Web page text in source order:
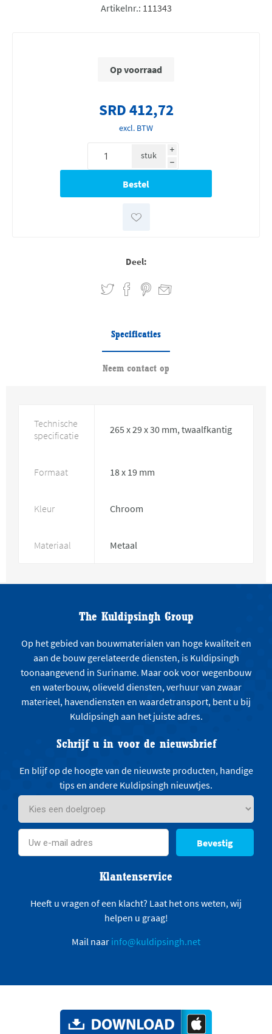
Artikelnr.: 111343
Op voorraad
SRD 412,72
excl. BTW
i
h
stuk
Deel:
Specificaties
Neem contact op
Technische
specificatie
265 x 29 x 30 mm, twaalfkantig
Formaat 18 x 19 mm
Kleur Chroom
Materiaal Metaal
The Kuldipsingh Group
Op het gebied van bouwmaterialen van hoge kwaliteit en
aan de bouw gerelateerde diensten, is Kuldipsingh
toonaangevend in Suriname. Maar ook voor wegenbouw
en waterbouw, olieveld diensten, verhuur van zwaar
materieel, havendiensten en waardetransport, bent u bij
Kuldipsingh aan het juiste adres.
Schrijf u in voor de nieuwsbrief
En blijf op de hoogte van de nieuwste producten, handige
tips en andere Kuldipsingh nieuwtjes.
Bevestig
Klantenservice
Heeft u vragen of een klacht? Laat het ons weten, wij
helpen u graag!
Mail naar info@kuldipsingh.net